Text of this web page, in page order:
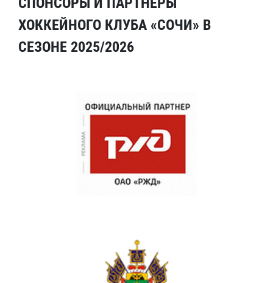
ХОККЕЙНОГО КЛУБА «СОЧИ» В
СЕЗОНЕ 2025/2026